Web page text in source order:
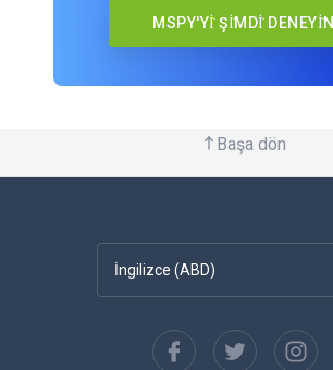
MSPY'Yİ ŞİMDİ DENEYİN
Başa dön
İngilizce (ABD)